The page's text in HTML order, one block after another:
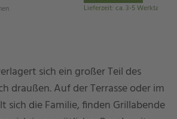
Lieferzeit: ca. 3-5 Werktage
sich ein großer Teil des
draußen. Auf der Terrasse oder im
sich die Familie, finden Grillabende